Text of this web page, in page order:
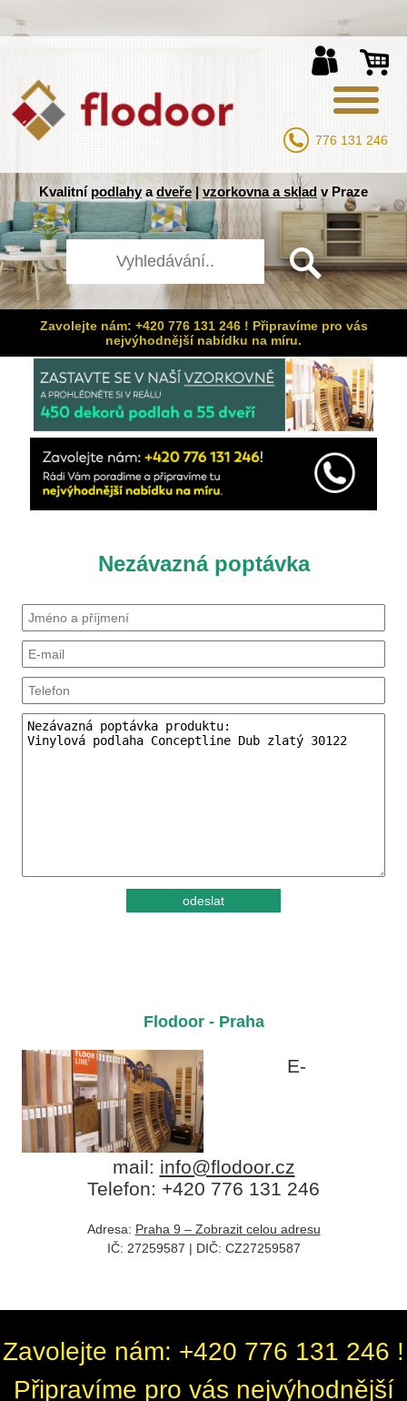
776 131 246
Kvalitní podlahyadveře| vzorkovna a sklad v Praze
Zavolejte nám: +420 776 131 246 ! Připravíme pro vás
nejvýhodnější nabídku na míru.
Nezávazná poptávka
Flodoor - Praha
E-
mail: info@flodoor.cz
Telefon: +420 776 131 246
Adresa: Praha 9 – Zobrazit celou adresu
IČ: 27259587 | DIČ: CZ27259587
Zavolejte nám: +420 776 131 246 !
Připravíme pro vás nejvýhodnější